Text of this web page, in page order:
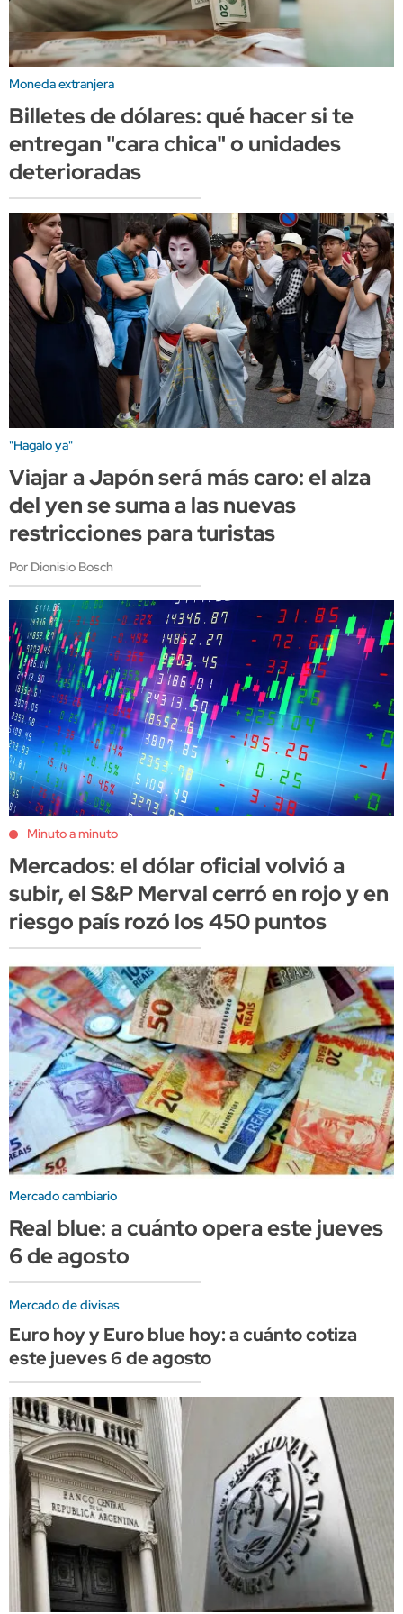
Moneda extranjera
Billetes de dólares: qué hacer si te
entregan "cara chica" o unidades
deterioradas
"Hagalo ya"
Viajar a Japón será más caro: el alza
del yen se suma a las nuevas
restricciones para turistas
Por Dionisio Bosch
Minuto a minuto
Mercados: el dólar oficial volvió a
subir, el S&P Merval cerró en rojo y en
riesgo país rozó los 450 puntos
Mercado cambiario
Real blue: a cuánto opera este jueves
6 de agosto
Mercado de divisas
Euro hoy y Euro blue hoy: a cuánto cotiza
este jueves 6 de agosto